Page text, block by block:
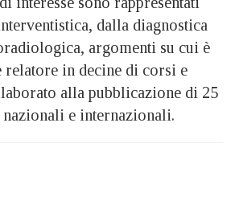
dalla diagnostica
argomenti su cui è
relatore in decine di corsi e
alla pubblicazione di 25
e internazionali.